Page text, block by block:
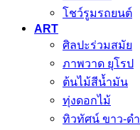
โชว์รูมรถยนต์
ART
ศิลปะร่วมสมัย
ภาพวาด ยุโรป
ต้นไม้สีน้ำมัน
ทุ่งดอกไม้
ทิวทัศน์ ขาว-ดำ